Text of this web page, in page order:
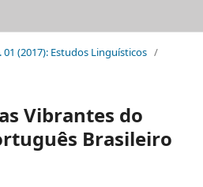
01 (2017): Estudos Linguísticos /
Vibrantes do
Brasileiro